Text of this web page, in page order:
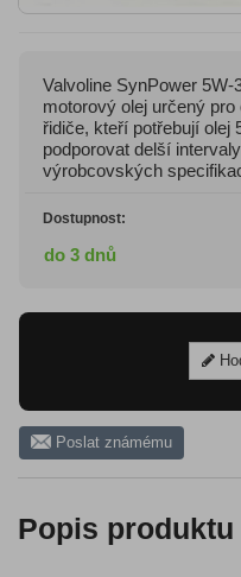
Valvoline SynPower
motorový olej určený
řidiče, kteří potřebují olej
podporovat delší
výrobcovských
Dostupnost:
do 3 dnů
Poslat známému
Popis produktu